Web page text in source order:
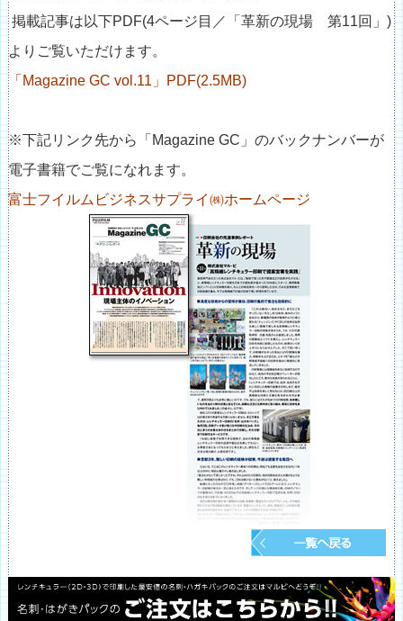
掲載記事は以下PDF(4ページ目／「革新の現場 第11回」)
よりご覧いただけます。
「Magazine GC vol.11」PDF(2.5MB)
※下記リンク先から「Magazine GC」のバックナンバーが
電子書籍でご覧になれます。
富士フイルムビジネスサプライ㈱ホームページ